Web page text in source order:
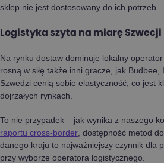
sklep nie jest dostosowany do ich potrzeb.
Logistyka szyta na miarę Szwecji
Na rynku dostaw dominuje lokalny
rosną w siłę także inni gracze, jak Budbee,
Szwedzi cenią sobie elastyczność, co jest
dojrzałych rynkach.
To nie przypadek – jak wynika z naszego
raportu cross-border , dostępność metod
danego kraju to najważniejszy czynnik dla
przy wyborze operatora logistycznego.